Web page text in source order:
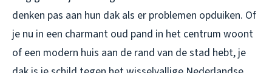
denken pas aan hun dak als er problemen opduiken. Of
je nu in een charmant oud pand in het centrum woont
of een modern huis aan de rand van de stad hebt, je